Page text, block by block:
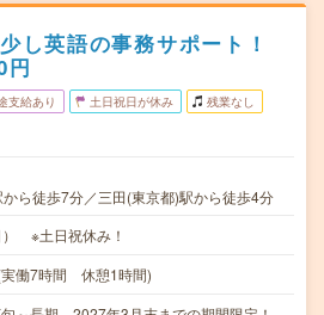
し英語の事務サポート！
円
支給あり 土日祝日が休み 残業なし
ら徒歩7分／三田(東京都)駅から徒歩4分
） ※土日祝休み！
働7時間 休憩1時間)